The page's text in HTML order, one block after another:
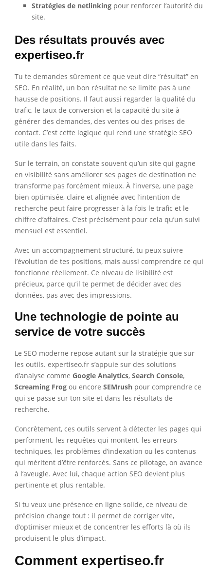
Stratégies de netlinking pour renforcer l’autorité du
site.
Des résultats prouvés avec
expertiseo.fr
Tu te demandes sûrement ce que veut dire “résultat” en
SEO. En réalité, un bon résultat ne se limite pas à une
hausse de positions. Il faut aussi regarder la qualité du
trafic, le taux de conversion et la capacité du site à
générer des demandes, des ventes ou des prises de
contact. C’est cette logique qui rend une stratégie SEO
utile dans les faits.
Sur le terrain, on constate souvent qu’un site qui gagne
en visibilité sans améliorer ses pages de destination ne
transforme pas forcément mieux. À l’inverse, une page
bien optimisée, claire et alignée avec l’intention de
recherche peut faire progresser à la fois le trafic et le
chiffre d’affaires. C’est précisément pour cela qu’un suivi
mensuel est essentiel.
Avec un accompagnement structuré, tu peux suivre
l’évolution de tes positions, mais aussi comprendre ce qui
fonctionne réellement. Ce niveau de lisibilité est
précieux, parce qu’il te permet de décider avec des
données, pas avec des impressions.
Une technologie de pointe au
service de votre succès
Le SEO moderne repose autant sur la stratégie que sur
les outils. expertiseo.fr s’appuie sur des solutions
d’analyse comme Google Analytics, Search Console,
Screaming Frog ou encore SEMrush pour comprendre ce
qui se passe sur ton site et dans les résultats de
recherche.
Concrètement, ces outils servent à détecter les pages qui
performent, les requêtes qui montent, les erreurs
techniques, les problèmes d’indexation ou les contenus
qui méritent d’être renforcés. Sans ce pilotage, on avance
à l’aveugle. Avec lui, chaque action SEO devient plus
pertinente et plus rentable.
Si tu veux une présence en ligne solide, ce niveau de
précision change tout : il permet de corriger vite,
d’optimiser mieux et de concentrer les efforts là où ils
produisent le plus d’impact.
Comment expertiseo.fr